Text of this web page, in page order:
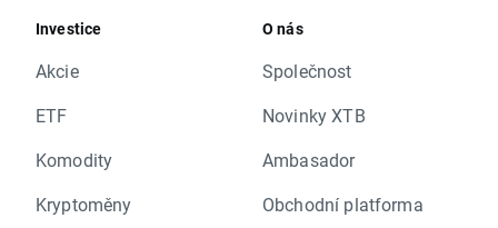
Investice
Akcie
ETF
Komodity
Kryptoměny
O nás
Společnost
Novinky XTB
Ambasador
Obchodní platforma